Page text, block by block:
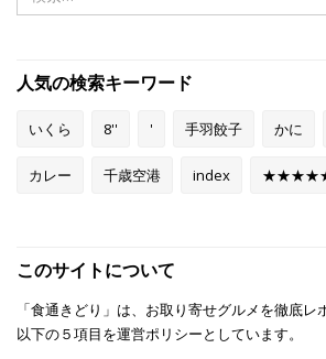
索:
人気の検索キーワード
いくら 8'' ' 手羽餃子 かに
カレー 千歳空港 index
このサイトについて
「食通きどり」は、お取り寄せグルメを徹底レ
以下の５項目を運営ポリシーとしています。